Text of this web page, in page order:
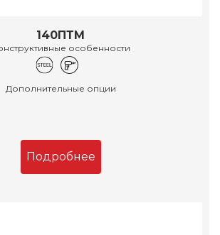
140ПТМ
особенности
Дополнительные опции
Подробнее